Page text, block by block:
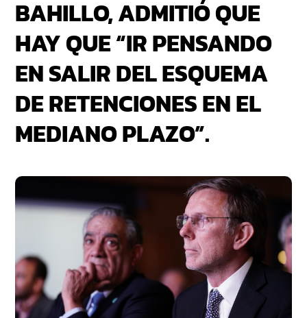
BAHILLO, ADMITIÓ QUE
HAY QUE “IR PENSANDO
EN SALIR DEL ESQUEMA
DE RETENCIONES EN EL
MEDIANO PLAZO”.